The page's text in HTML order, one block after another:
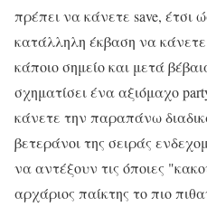
πρέπει να κάνετε save, έτσι
κατάλληλη έκβαση να
κάποιο σημείο και μετά
σχηματίσει ένα αξιόμαχο
κάνετε την παραπάνω
βετεράνοι της σειράς
να αντέξουν τις όποιες
αρχάριος παίκτης το πιο